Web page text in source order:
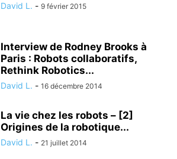
David L. - 9 février 2015
Interview de Rodney Brooks à
Paris : Robots collaboratifs,
Rethink Robotics...
David L. - 16 décembre 2014
La vie chez les robots – [2]
Origines de la robotique...
David L. - 21 juillet 2014